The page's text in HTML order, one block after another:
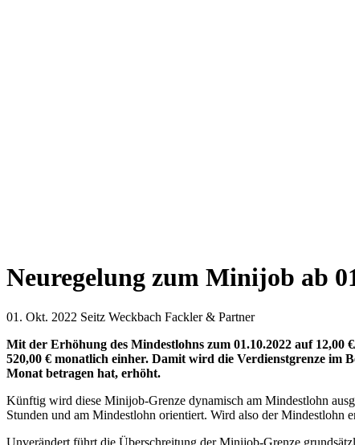
Neuregelung zum Minijob ab
01. Okt. 2022 Seitz Weckbach Fackler & Partner
Mit der Erhöhung des Mindestlohns zum 01.10.2022 auf
520,00 € monatlich einher. Damit wird die Verdienstgrenze im
Monat betragen hat, erhöht.
Künftig wird diese Minijob-Grenze dynamisch am Mindestlohn
Stunden und am Mindestlohn orientiert. Wird also der Mindestlohn
Unverändert führt die Überschreitung der Minijob-Grenze